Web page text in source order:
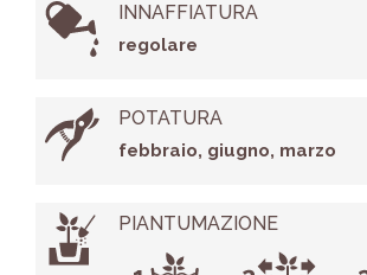
INNAFFIATURA
regolare
POTATURA
febbraio, giugno, marzo
PIANTUMAZIONE